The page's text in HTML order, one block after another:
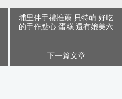
埔里伴手禮推薦 貝特萌 好吃
的手作點心 蛋糕 還有媲美六
下一篇文章